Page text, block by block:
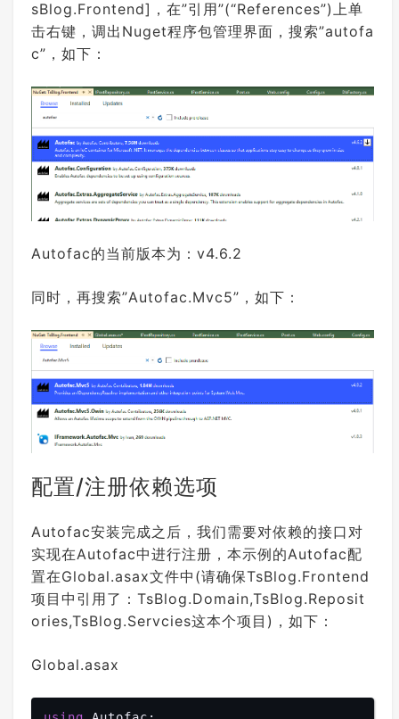
{
#region SqlSugar读取方式
etSqlSugarClient())
var list = db.Queryable
<Post>().ToList();
return
            }
#endregion
        }
///
/// </summary>
/// <param name="entity">
///
<returns>
</returns>
public
int Insert ( Post entity
using (var db = DbFactory.G
etSqlSugarClient())
            {
var i = db.Insertable(e
ntity).ExecuteReturnBigIdentity();
//返回的i是long类型,这里你
/// </summary>
/// <param name="entity">博文实体
类</param>
///
<returns></returns>
public
bool Update (Post entity)
{
using (var db = DbFactory.G
ntity).ExecuteCommand();
sBlog.Frontend]，在”引用”(“References”)上单
击右键，调出Nuget程序包管理界面，搜索”autofa
c”，如下：
Autofac的当前版本为：v4.6.2
同时，再搜索”Autofac.Mvc5”，如下：
配置/注册依赖选项
Autofac安装完成之后，我们需要对依赖的接口对
实现在Autofac中进行注册，本示例的Autofac配
置在Global.asax文件中(请确保TsBlog.Frontend
项目中引用了：TsBlog.Domain,TsBlog.Reposit
ories,TsBlog.Servcies这本个项目)，如下：
Global.asax